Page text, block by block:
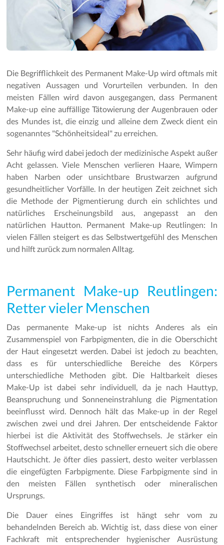
Die Begrifflichkeit des Permanent Make-Up wird oftmals mit
negativen Aussagen und Vorurteilen verbunden. In den
meisten Fällen wird davon ausgegangen, dass Permanent
Make-up eine auffällige Tätowierung der Augenbrauen oder
des Mundes ist, die einzig und alleine dem Zweck dient ein
sogenanntes "Schönheitsideal" zu erreichen.
Sehr häufig wird dabei jedoch der medizinische Aspekt außer
Acht gelassen. Viele Menschen verlieren Haare, Wimpern
haben Narben oder unsichtbare Brustwarzen aufgrund
gesundheitlicher Vorfälle. In der heutigen Zeit zeichnet sich
die Methode der Pigmentierung durch ein schlichtes und
natürliches Erscheinungsbild aus, angepasst an den
natürlichen Hautton. Permanent Make-up Reutlingen: In
vielen Fällen steigert es das Selbstwertgefühl des Menschen
und hilft zurück zum normalen Alltag.
Permanent Make-up Reutlingen:
Retter vieler Menschen
Das permanente Make-up ist nichts Anderes als ein
Zusammenspiel von Farbpigmenten, die in die Oberschicht
der Haut eingesetzt werden. Dabei ist jedoch zu beachten,
dass es für unterschiedliche Bereiche des Körpers
unterschiedliche Methoden gibt. Die Haltbarkeit dieses
Make-Up ist dabei sehr individuell, da je nach Hauttyp,
Beanspruchung und Sonneneinstrahlung die Pigmentation
beeinflusst wird. Dennoch hält das Make-up in der Regel
zwischen zwei und drei Jahren. Der entscheidende Faktor
hierbei ist die Aktivität des Stoffwechsels. Je stärker ein
Stoffwechsel arbeitet, desto schneller erneuert sich die obere
Hautschicht. Je öfter dies passiert, desto weiter verblassen
die eingefügten Farbpigmente. Diese Farbpigmente sind in
den meisten Fällen synthetisch oder mineralischen
Ursprungs.
Die Dauer eines Eingriffes ist hängt sehr vom zu
behandelnden Bereich ab. Wichtig ist, dass diese von einer
Fachkraft mit entsprechender hygienischer Ausrüstung